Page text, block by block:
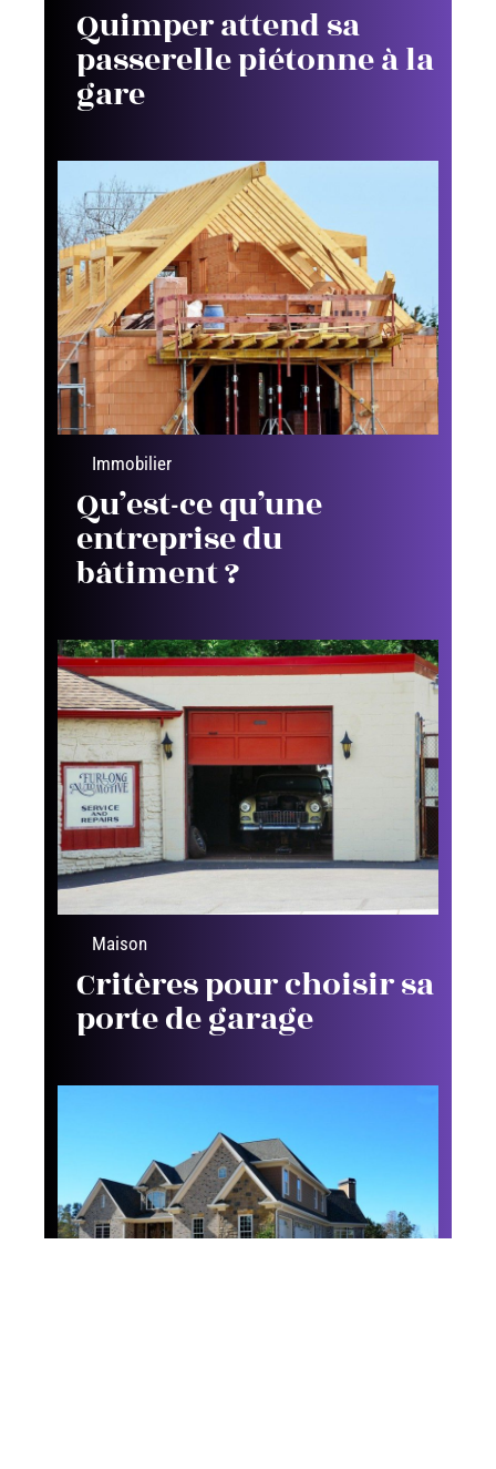
Quimper attend sa
passerelle piétonne à la
gare
Immobilier
Qu’est-ce qu’une
entreprise du
bâtiment ?
Maison
Critères pour choisir sa
porte de garage